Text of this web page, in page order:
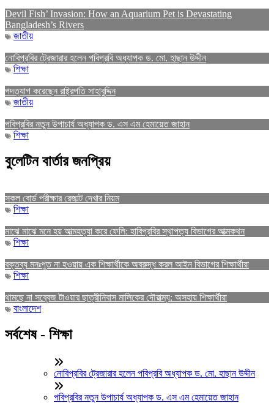
Devil Fish’ Invasion: How an Aquarium Pet is Devastating
Bangladesh’s Rivers
জাতীয়
নোবিপ্রবির ট্রেজারার হলেন পবিপ্রবি অধ্যাপক ড. মো. হাছান উদ্দীন
শিক্ষা
পদত্যাগ করেছেন রাষ্ট্রপতি সাহাবুদ্দিন
জাতীয়
পবিপ্রবির নতুন উপাচার্য অধ্যাপক ড. এস এম হেমায়েত জাহান
শিক্ষা
বুলেটিন বার্তার জনপ্রিয়
সকল বোর্ড পরীক্ষার রেজাল্ট দেখার নিয়ম
শিক্ষা
মাঝে মাঝে মনে হয় আত্মহত্যা করে ফেলি: হাবিপ্রবির স্থাপত্য বিভাগের আত্মকথন
শিক্ষা
বক্তব্য মনঃপুত না হওয়ায় এক শিক্ষার্থীকে অবরুদ্ধ করল আইন বিভাগের শিক্ষার্থীরা
শিক্ষা
থামছে না সব্বেজ টাওয়ার ছাত্রীনিবাস মালিকের দৌরাত্ম্য: অসহায় শিক্ষার্থীরা
বাংলাদেশ
সর্বশেষ - শিক্ষা
নোবিপ্রবির ট্রেজারার হলেন পবিপ্রবি অধ্যাপক ড. মো. হাছান উদ্দীন
পবিপ্রবির নতুন উপাচার্য অধ্যাপক ড. এস এম হেমায়েত জাহান